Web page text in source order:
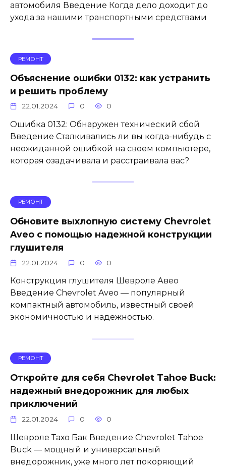
автомобиля Введение Когда дело доходит до
ухода за нашими транспортными средствами
РЕМОНТ
Объяснение ошибки 0132: как устранить
и решить проблему
22.01.2024 0 0
Ошибка 0132: Обнаружен технический сбой
Введение Сталкивались ли вы когда-нибудь с
неожиданной ошибкой на своем компьютере,
которая озадачивала и расстраивала вас?
РЕМОНТ
Обновите выхлопную систему Chevrolet
Aveo с помощью надежной конструкции
глушителя
22.01.2024 0 0
Конструкция глушителя Шевроле Авео
Введение Chevrolet Aveo — популярный
компактный автомобиль, известный своей
экономичностью и надежностью.
РЕМОНТ
Откройте для себя Chevrolet Tahoe Buck:
надежный внедорожник для любых
приключений
22.01.2024 0 0
Шевроле Тахо Бак Введение Chevrolet Tahoe
Buck — мощный и универсальный
внедорожник, уже много лет покоряющий